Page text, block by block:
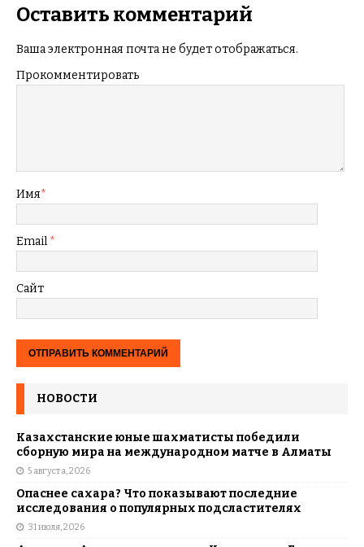
Оставить комментарий
Ваша электронная почта не будет отображаться.
Прокомментировать
Имя*
Email *
Сайт
НОВОСТИ
Казахстанские юные шахматисты победили
сборную мира на международном матче в Алматы
5 августа, 2026
Опаснее сахара? Что показывают последние
исследования о популярных подсластителях
31 июля, 2026